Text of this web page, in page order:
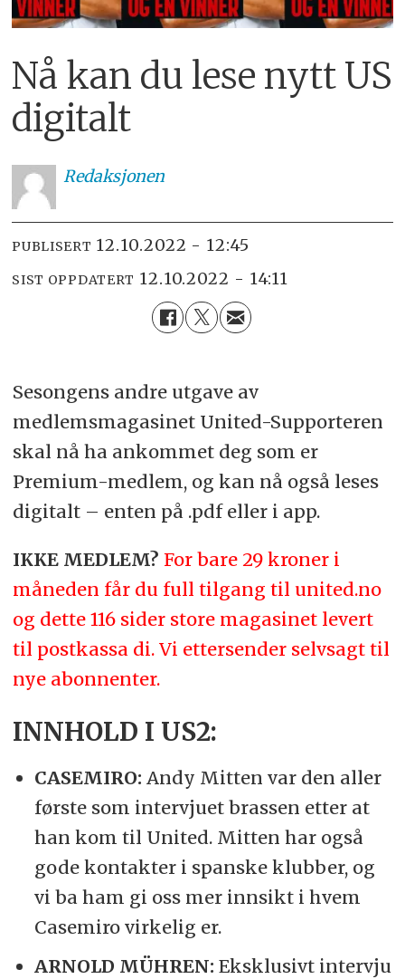
Nå kan du lese nytt US
digitalt
Redaksjonen
PUBLISERT 12.10.2022 - 12:45
SIST OPPDATERT 12.10.2022 - 14:11
Sesongens andre utgave av
medlemsmagasinet United-Supporteren
skal nå ha ankommet deg som er
Premium-medlem, og kan nå også leses
digitalt – enten på .pdf eller i app.
IKKE MEDLEM? For bare 29 kroner i
måneden får du full tilgang til united.no
og dette 116 sider store magasinet levert
til postkassa di. Vi ettersender selvsagt til
nye abonnenter.
INNHOLD I US2:
CASEMIRO: Andy Mitten var den aller
første som intervjuet brassen etter at
han kom til United. Mitten har også
gode kontakter i spanske klubber, og
vi ba ham gi oss mer innsikt i hvem
Casemiro virkelig er.
ARNOLD MÜHREN: Eksklusivt intervju